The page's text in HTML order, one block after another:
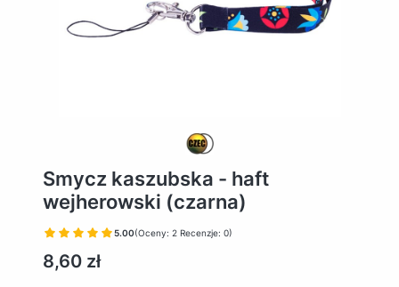
Smycz kaszubska - haft
wejherowski (czarna)
5.00(Oceny: 2 Recenzje: 0)
Cena
8,60 zł